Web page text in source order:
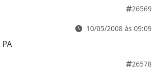
26569
10/05/2008 às 09:09
26578